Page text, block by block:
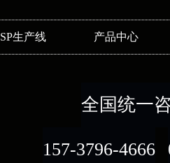
SP生产线 产品中心
全国统一
157-3796-4666